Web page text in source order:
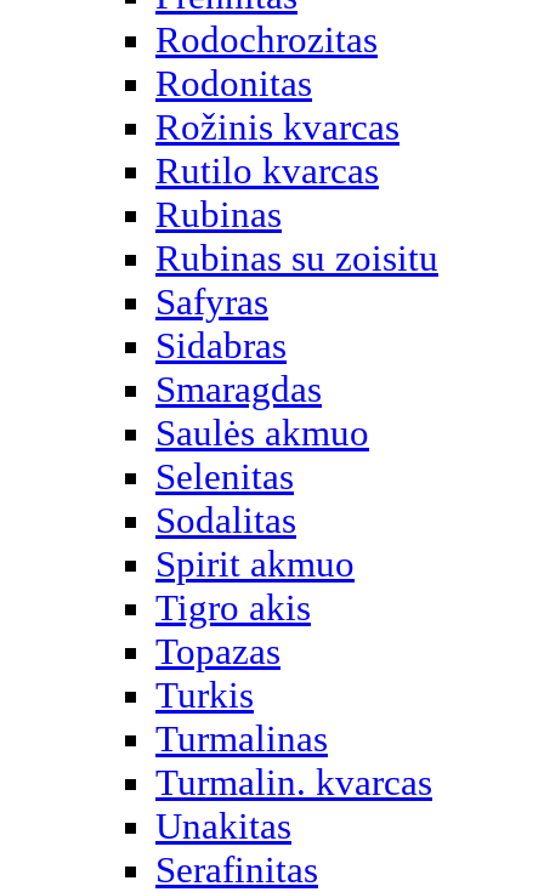
Rodochrozitas
Rodonitas
Rožinis kvarcas
Rutilo kvarcas
Rubinas
Rubinas su zoisitu
Safyras
Sidabras
Smaragdas
Saulės akmuo
Selenitas
Sodalitas
Spirit akmuo
Tigro akis
Topazas
Turkis
Turmalinas
Turmalin. kvarcas
Unakitas
Serafinitas